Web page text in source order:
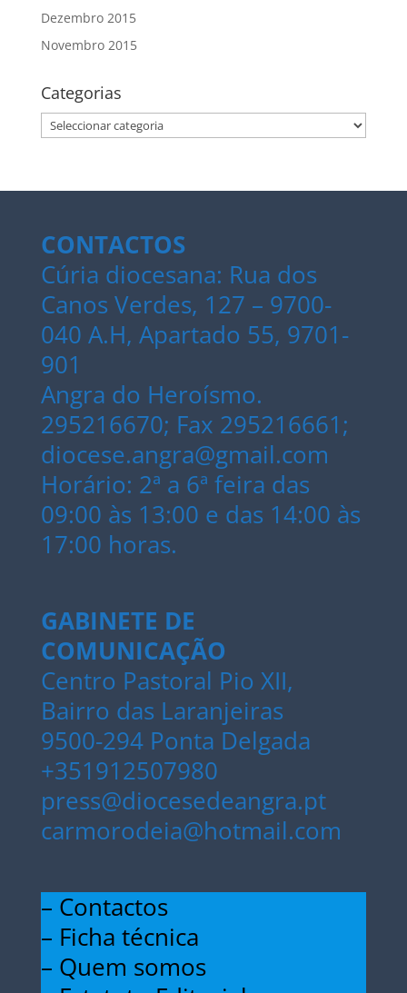
Dezembro 2015
Novembro 2015
Categorias
Categorias
CONTACTOS
Cúria diocesana: Rua dos
Canos Verdes, 127 – 9700-
040 A.H, Apartado 55, 9701-
901
Angra do Heroísmo.
295216670; Fax 295216661;
diocese.angra@gmail.com
Horário: 2ª a 6ª feira das
09:00 às 13:00 e das 14:00 às
17:00 horas.
GABINETE DE
COMUNICAÇÃO
Centro Pastoral Pio XII,
Bairro das Laranjeiras
9500-294 Ponta Delgada
+351912507980
press@diocesedeangra.pt
carmorodeia@hotmail.com
– Contactos
– Ficha técnica
– Quem somos